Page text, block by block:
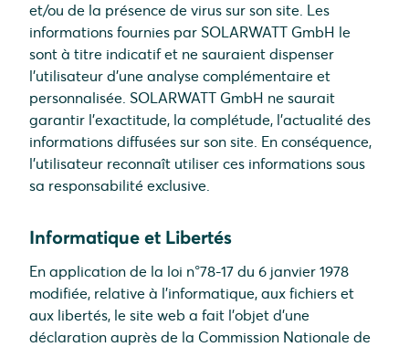
et/ou de la présence de virus sur son site. Les
informations fournies par SOLARWATT GmbH le
sont à titre indicatif et ne sauraient dispenser
l’utilisateur d’une analyse complémentaire et
personnalisée. SOLARWATT GmbH ne saurait
garantir l’exactitude, la complétude, l’actualité des
informations diffusées sur son site. En conséquence,
l’utilisateur reconnaît utiliser ces informations sous
sa responsabilité exclusive.
Informatique et Libertés
En application de la loi n°78-17 du 6 janvier 1978
modifiée, relative à l’informatique, aux fichiers et
aux libertés, le site web a fait l’objet d’une
déclaration auprès de la Commission Nationale de